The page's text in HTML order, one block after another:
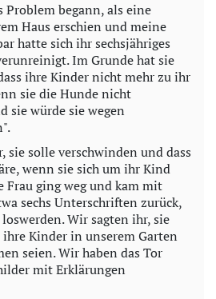
Problem begann, als eine
Haus erschien und meine
hatte sich ihr sechsjähriges
Im Grunde hat sie
ihre Kinder nicht mehr zu ihr
sie die Hunde nicht
sie würde sie wegen
sie solle verschwinden und dass
wenn sie sich um ihr Kind
Frau ging weg und kam mit
sechs Unterschriften zurück,
Wir sagten ihr, sie
Kinder in unserem Garten
seien. Wir haben das Tor
mit Erklärungen